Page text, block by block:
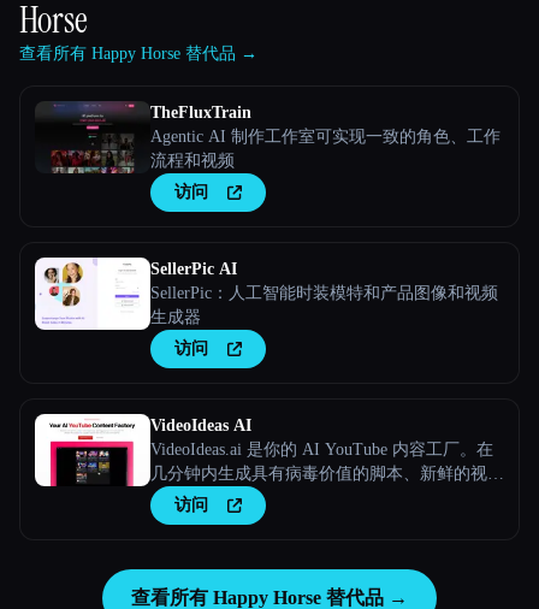
Horse
查看所有 Happy Horse 替代品 →
TheFluxTrain
Agentic AI 制作工作室可实现一致的角色、工作
流程和视频
访问
SellerPic AI
SellerPic：人工智能时装模特和产品图像和视频
生成器
访问
VideoIdeas AI
VideoIdeas.ai 是你的 AI YouTube 内容工厂。在
几分钟内生成具有病毒价值的脚本、新鲜的视频
创意和引人入胜的内容。
访问
查看所有 Happy Horse 替代品 →